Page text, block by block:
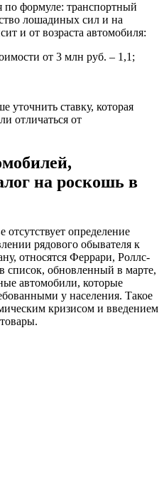
по формуле: транспортный
лошадиных сил и на
и от возраста автомобиля:
от 3 млн руб. – 1,1;
уточнить ставку, которая
отличаться от
на роскошь в
отсутствует определение
рядового обывателя к
относятся Феррари, Роллс-
обновленный в марте,
автомобили, которые
у населения. Такое
кризисом и введением